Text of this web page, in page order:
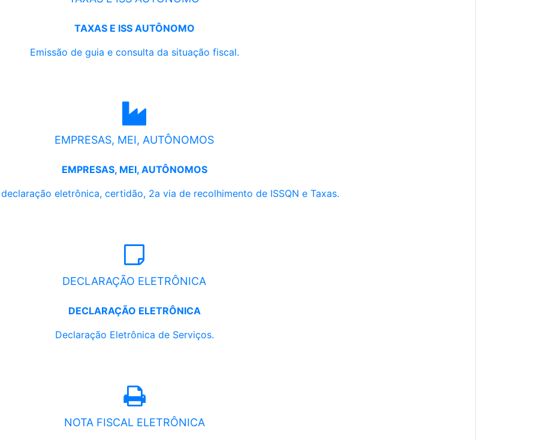
TAXAS E ISS AUTÔNOMO
Emissão de guia e consulta da situação fiscal.
EMPRESAS, MEI, AUTÔNOMOS
EMPRESAS, MEI, AUTÔNOMOS
eletrônica, certidão, 2a via de recolhimento de ISSQN e Taxas.
DECLARAÇÃO ELETRÔNICA
DECLARAÇÃO ELETRÔNICA
Declaração Eletrônica de Serviços.
NOTA FISCAL ELETRÔNICA